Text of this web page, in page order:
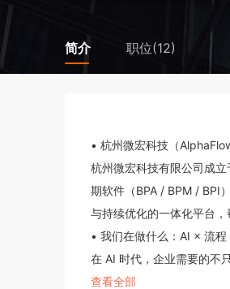
简介 职位(12)
• 杭州微宏科技（
杭州微宏科技有限公司成
期软件（BPA / BPM / BPI
与持续优化的一体化平台，
• 我们在做什么：AI × 流程
在 AI 时代，企业需要的不
方式。AlphaFlow 以“流程
查看全部